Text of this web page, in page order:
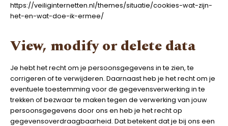
https://veiliginternetten.nl/themes/situatie/cookies-wat-zijn-
het-en-wat-doe-ik-ermee/
View, modify or delete data
Je hebt het recht om je persoonsgegevens in te zien, te
corrigeren of te verwijderen. Daarnaast heb je het recht om je
eventuele toestemming voor de gegevensverwerking in te
trekken of bezwaar te maken tegen de verwerking van jouw
persoonsgegevens door ons en heb je het recht op
gegevensoverdraagbaarheid. Dat betekent dat je bij ons een